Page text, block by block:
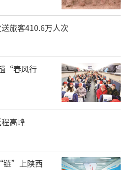
旅客410.6万人次
“春风行
高峰
”上陕西